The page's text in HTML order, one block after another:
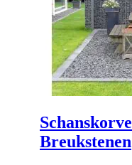
Breukstenen